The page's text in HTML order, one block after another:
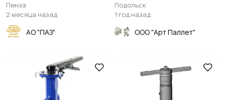
Пенза
2 месяца назад
АО "ПАЗ"
Подольск
1 год назад
ООО "Арт Паллет"